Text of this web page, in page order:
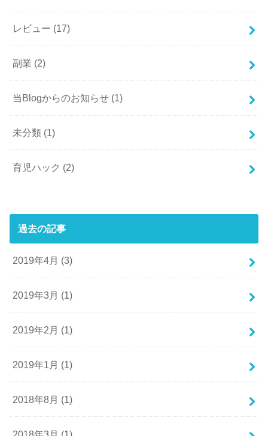
レビュー (17)
副業 (2)
当Blogからのお知らせ (1)
未分類 (1)
育児ハック (2)
過去の記事
2019年4月 (3)
2019年3月 (1)
2019年2月 (1)
2019年1月 (1)
2018年8月 (1)